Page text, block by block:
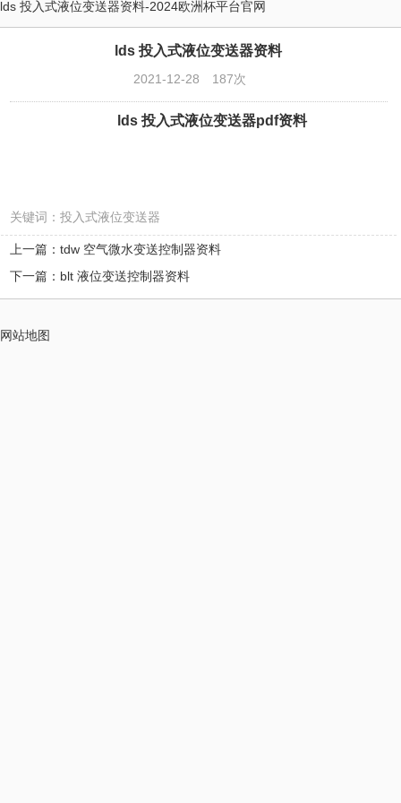
lds 投入式液位变送器资料-2024欧洲杯平台官网
lds 投入式液位变送器资料
2021-12-28 187次
lds 投入式液位变送器pdf资料
关键词：投入式液位变送器
上一篇：tdw 空气微水变送控制器资料
下一篇：blt 液位变送控制器资料
网站地图